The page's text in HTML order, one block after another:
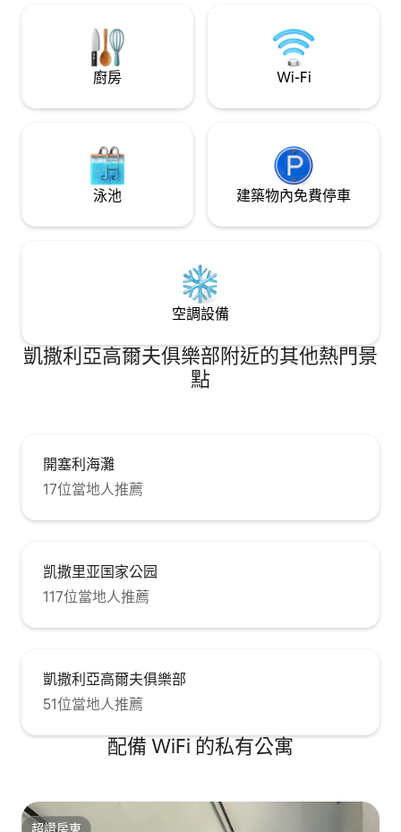
Caesarea令人難忘的地區放鬆假期 以色列
著名和古老的景點，一個令人驚嘆的考古
和旅遊景點，位 於特拉維夫（ 30分鐘車
程）和海法（ 30分鐘車程）之間 開車）。
從那裡您也可以參觀以色列北部。加利利
海約90 距離幾分鐘車程。 • 該地區有很多
港口城市Caesarea的廢墟之間，在俯瞰大
海的美食餐廳用 餐，參觀集會博物館，練
習高爾夫或網球技巧或享受 海灘上的水上
運動或騎馬活動。附近有藝術畫廊、 咖啡
館、購物和商業區域、家庭運動和景點
等。 • 開車來的旅客，街上有足夠的免費
住。如果您有任何問題，歡 迎隨時與我們
Pardes Hanna-
海灘和凱撒利亞都
奇的Pardes
落
廚房 Wi-Fi
泳池 建築物內免費停車
空調設備
凱撒利亞高爾夫俱樂部附近的其他熱門景
點
開塞利海灘
17位當地人推薦
凯撒里亚国家公园
117位當地人推薦
凱撒利亞高爾夫俱樂部
51位當地人推薦
配備 WiFi 的私有公寓
超讚房東